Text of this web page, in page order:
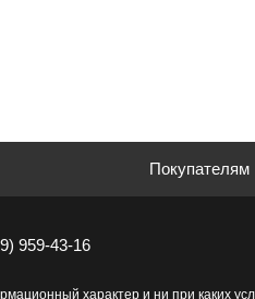
Покупателям
959-43-16
характер и ни при каких